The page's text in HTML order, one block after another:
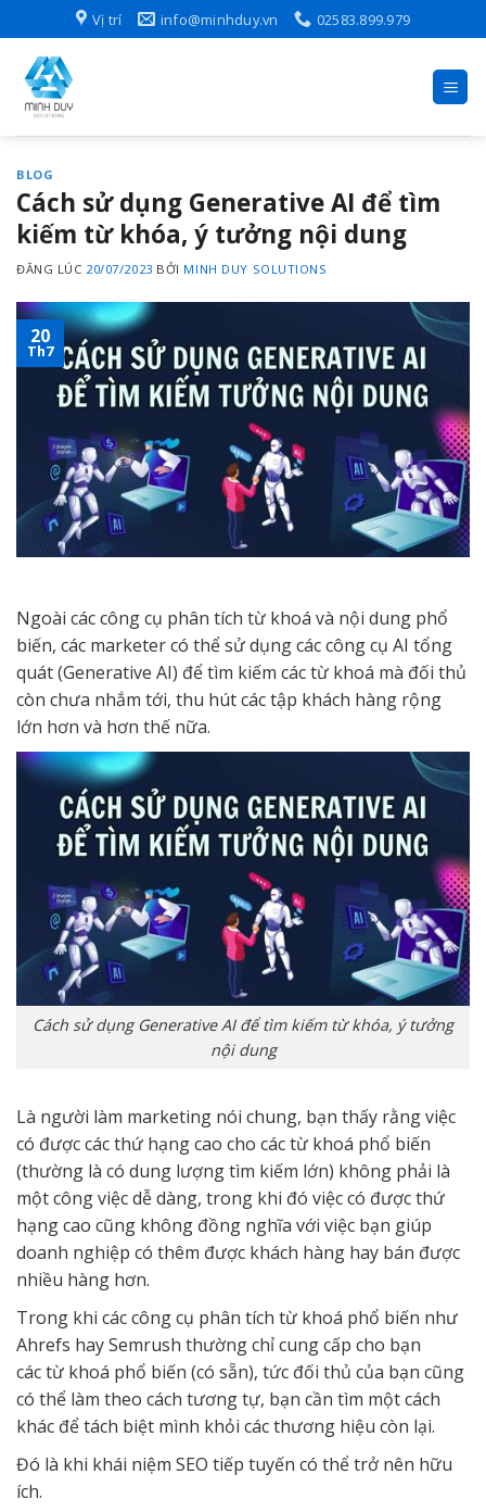
to
content
Vị trí info@minhduy.vn 02583.899.979
BLOG
Cách sử dụng Generative AI để tìm
kiếm từ khóa, ý tưởng nội dung
ĐĂNG LÚC 20/07/2023 BỞI MINH DUY SOLUTIONS
20
Th7
Ngoài các công cụ phân tích từ khoá và nội dung phổ
biến, các marketer có thể sử dụng các công cụ AI tổng
quát (Generative AI) để tìm kiếm các từ khoá mà đối thủ
còn chưa nhắm tới, thu hút các tập khách hàng rộng
lớn hơn và hơn thế nữa.
Cách sử dụng Generative AI để tìm kiếm từ khóa, ý tưởng
nội dung
Là người làm marketing nói chung, bạn thấy rằng việc
có được các thứ hạng cao cho các từ khoá phổ biến
(thường là có dung lượng tìm kiếm lớn) không phải là
một công việc dễ dàng, trong khi đó việc có được thứ
hạng cao cũng không đồng nghĩa với việc bạn giúp
doanh nghiệp có thêm được khách hàng hay bán được
nhiều hàng hơn.
Trong khi các công cụ phân tích từ khoá phổ biến như
Ahrefs hay Semrush thường chỉ cung cấp cho bạn
các từ khoá phổ biến (có sẵn), tức đối thủ của bạn cũng
có thể làm theo cách tương tự, bạn cần tìm một cách
khác để tách biệt mình khỏi các thương hiệu còn lại.
Đó là khi khái niệm SEO tiếp tuyến có thể trở nên hữu
ích.